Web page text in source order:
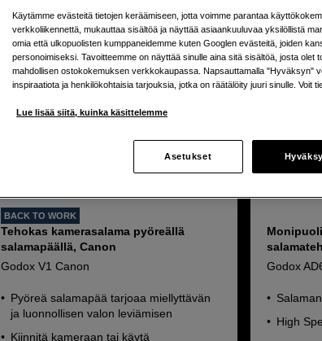
BACK TO WORK
Tehokas kamerasalama pyöreällä
salamapäällä, Canon
Godox V1 Canon
Pyöreä salamapää tarjoaa miellyttävän
ja luonnollisen valon leviämisen
Kiinnitä kameraan tai käytä
Godox
High
Käytämme evästeitä tietojen keräämiseen, jotta voimme parantaa
verkkoliikennettä, mukauttaa sisältöä ja näyttää asiaankuuluvaa yksilöllistä
omia että ulkopuolisten kumppaneidemme kuten Googlen evästeitä, joiden
personoimiseksi. Tavoitteemme on näyttää sinulle aina sitä sisältöä, josta olet
mahdollisen ostokokemuksen verkkokaupassa. Napsauttamalla "Hyväksyn"
inspiraatiota ja henkilökohtaisia tarjouksia, jotka on räätälöity juuri sinulle. Voit
Lue lisää siitä, kuinka käsittelemme
Asetukset